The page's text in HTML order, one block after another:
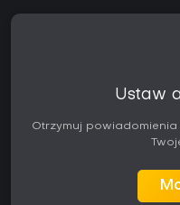
Ustaw
Otrzymuj